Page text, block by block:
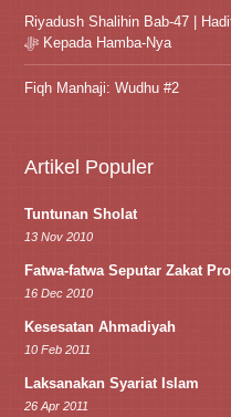
Riyadush Shalihin Bab-47 |
ﷻ Kepada Hamba-Nya
Fiqh Manhaji: Wudhu #2
Artikel Populer
Tuntunan Sholat
13 Nov 2010
Fatwa-fatwa Seputar Zakat
16 Dec 2010
Kesesatan Ahmadiyah
10 Feb 2011
Laksanakan Syariat Islam
26 Apr 2011